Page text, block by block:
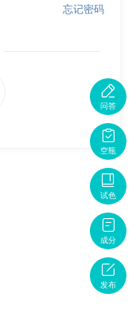
忘记密码

问答

空瓶

试色

成分

发布